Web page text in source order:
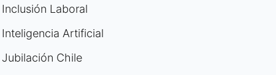
Inclusión Laboral
Inteligencia Artificial
Jubilación Chile